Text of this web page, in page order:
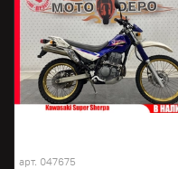
арт. 047675